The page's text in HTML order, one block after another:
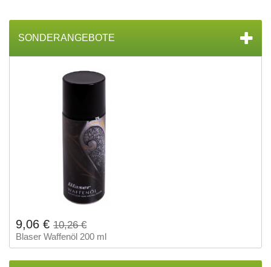
SONDERANGEBOTE
9,06 € 10,26 €
Blaser Waffenöl 200 ml